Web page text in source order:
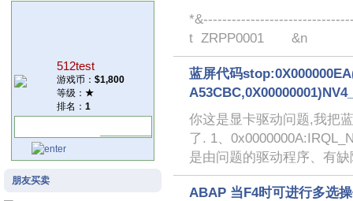
512test
游戏币： $1,800
等级： ★
排名： 1
朋友买卖
t ZRPP0001 &n
蓝屏代码
你这是显卡驱动问题,我把
了. 1、
是由问题的驱动程序、有
ABAP 当F4时可进行多选